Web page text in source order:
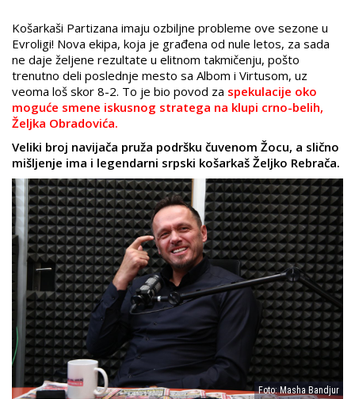
Košarkaši Partizana imaju ozbiljne probleme ove sezone u
Evroligi! Nova ekipa, koja je građena od nule letos, za sada
ne daje željene rezultate u elitnom takmičenju, pošto
trenutno deli poslednje mesto sa Albom i Virtusom, uz
veoma loš skor 8-2. To je bio povod za spekulacije oko
moguće smene iskusnog stratega na klupi crno-belih,
Željka Obradovića.
Veliki broj navijača pruža podršku čuvenom Žocu, a slično
mišljenje ima i legendarni srpski košarkaš Željko Rebrača.
Foto: Masha Bandjur